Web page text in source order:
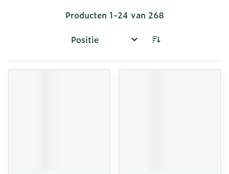
Producten 1-24 van 268
Sorteer op: